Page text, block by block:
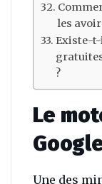
les
Existe-t-
?
Le
Une des